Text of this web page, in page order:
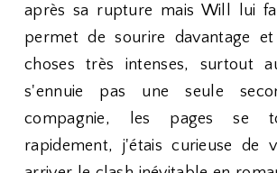
après sa rupture mais Will lui
permet de sourire davantage
choses très intenses, surtout
s'ennuie pas une seule
compagnie, les pages se
rapidement, j'étais curieuse de